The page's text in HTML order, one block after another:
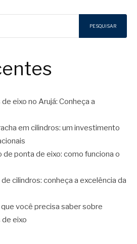
PESQUISAR
eixo no Arujá: Conheça a
em cilindros: um investimento
ponta de eixo: como funciona o
cilindros: conheça a excelência da
você precisa saber sobre
eixo